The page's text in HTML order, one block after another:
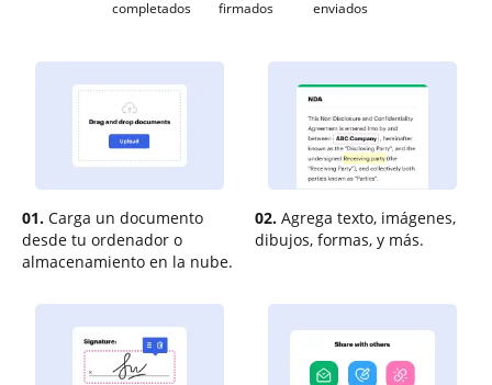
completados
firmados
enviados
01. Carga un documento
desde tu ordenador o
almacenamiento en la nube.
02. Agrega texto, imágenes,
dibujos, formas, y más.